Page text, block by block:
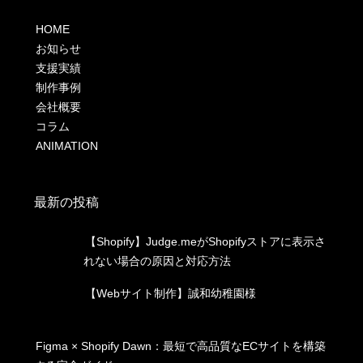
HOME
お知らせ
支援実績
制作事例
会社概要
コラム
ANIMATION
最新の投稿
【Shopify】Judge.meがShopifyストアに表示さ
れない場合の原因と対応方法
【Webサイト制作】誠和幼稚園様
Figma × Shopify Dawn：最短で高品質なECサイトを構築